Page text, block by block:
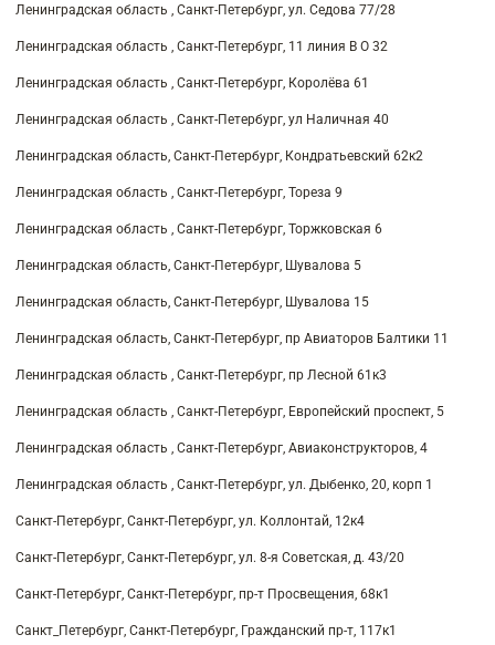
Ленинградская область , Санкт-Петербург, ул. Седова 77/28
Ленинградская область , Санкт-Петербург, 11 линия В О 32
Ленинградская область , Санкт-Петербург, Королёва 61
Ленинградская область , Санкт-Петербург, ул Наличная 40
Ленинградская область, Санкт-Петербург, Кондратьевский 62к2
Ленинградская область , Санкт-Петербург, Тореза 9
Ленинградская область , Санкт-Петербург, Торжковская 6
Ленинградская область, Санкт-Петербург, Шувалова 5
Ленинградская область, Санкт-Петербург, Шувалова 15
Ленинградская область, Санкт-Петербург, пр Авиаторов Балтики 11
Ленинградская область , Санкт-Петербург, пр Лесной 61к3
Ленинградская область , Санкт-Петербург, Европейский проспект, 5
Ленинградская область , Санкт-Петербург, Авиаконструкторов, 4
Ленинградская область , Санкт-Петербург, ул. Дыбенко, 20, корп 1
Санкт-Петербург, Санкт-Петербург, ул. Коллонтай, 12к4
Санкт-Петербург, Санкт-Петербург, ул. 8-я Советская, д. 43/20
Санкт-Петербург, Санкт-Петербург, пр-т Просвещения, 68к1
Санкт_Петербург, Санкт-Петербург, Гражданский пр-т, 117к1